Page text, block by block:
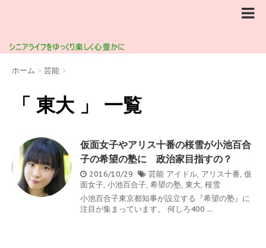
ホーム > 芸能 >
「 東大 」 一覧
仮面女子やアリス十番の桜雪が小池百合
子の希望の塾に 政治家目指すの？
2016/10/29 芸能 アイドル, アリス十番, 仮
面女子, 小池百合子, 希望の塾, 東大, 桜雪
小池百合子東京都知事が設立する『希望の塾』に
注目が集まっています。 何しろ400 ...